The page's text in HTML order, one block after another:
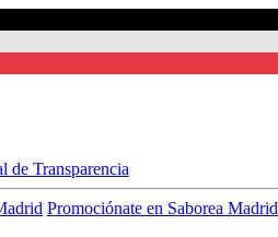
de Transparencia
Promociónate en Saborea Madrid